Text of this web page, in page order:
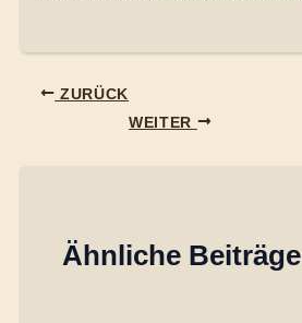
ZURÜCK
WEITER
Ähnliche Beiträge